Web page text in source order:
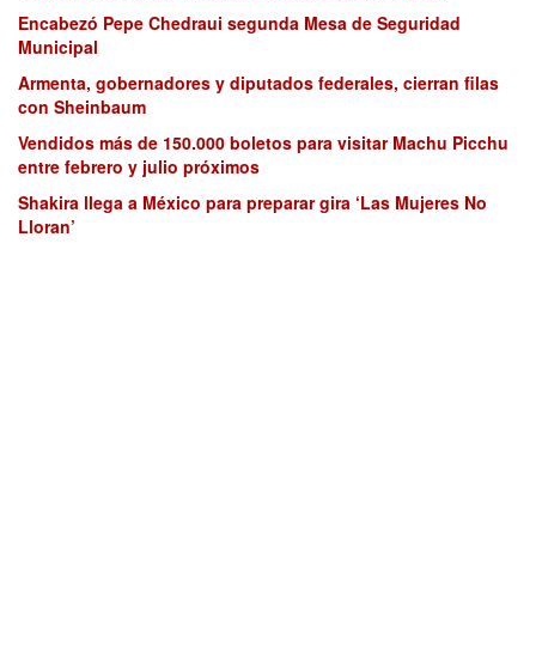
Encabezó Pepe Chedraui segunda Mesa de Seguridad
Municipal
Armenta, gobernadores y diputados federales, cierran filas
con Sheinbaum
Vendidos más de 150.000 boletos para visitar Machu Picchu
entre febrero y julio próximos
Shakira llega a México para preparar gira ‘Las Mujeres No
Lloran’